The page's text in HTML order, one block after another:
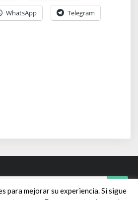
WhatsApp Telegram
para mejorar su experiencia. Si sigue